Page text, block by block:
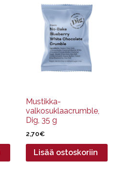
Mustikka-
valkosuklaacrumble,
Dig, 35 g
2,70€
Lisää ostoskoriin